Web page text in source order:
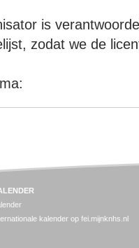
is
zodat we de
kalender op fei.mijnknhs.nl